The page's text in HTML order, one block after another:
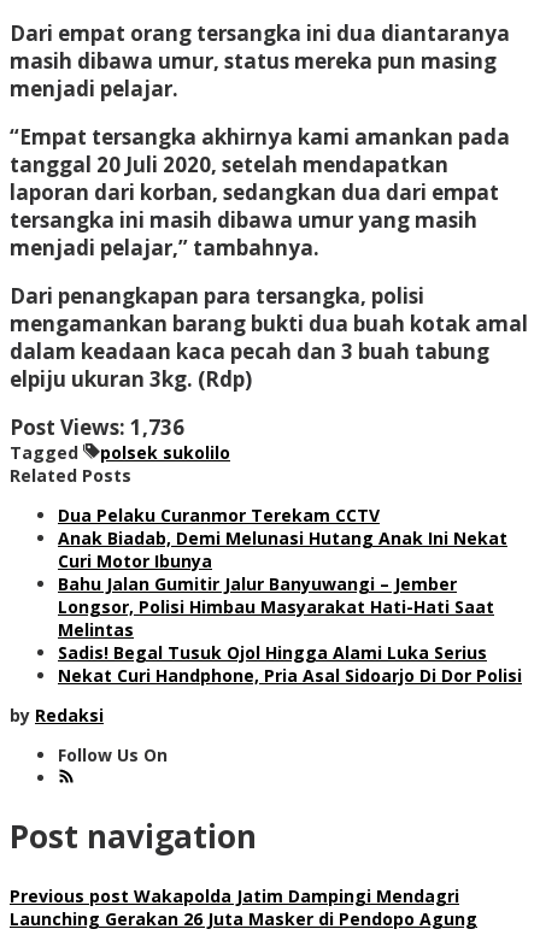
Dari empat orang tersangka ini dua diantaranya
masih dibawa umur, status mereka pun masing
menjadi pelajar.
“Empat tersangka akhirnya kami amankan pada
tanggal 20 Juli 2020, setelah mendapatkan
laporan dari korban, sedangkan dua dari empat
tersangka ini masih dibawa umur yang masih
menjadi pelajar,” tambahnya.
Dari penangkapan para tersangka, polisi
mengamankan barang bukti dua buah kotak amal
dalam keadaan kaca pecah dan 3 buah tabung
elpiju ukuran 3kg. (Rdp)
Post Views: 1,736
Tagged
polsek sukolilo
Related Posts
Dua Pelaku Curanmor Terekam CCTV
Anak Biadab, Demi Melunasi Hutang Anak Ini Nekat
Curi Motor Ibunya
Bahu Jalan Gumitir Jalur Banyuwangi – Jember
Longsor, Polisi Himbau Masyarakat Hati-Hati Saat
Melintas
Sadis! Begal Tusuk Ojol Hingga Alami Luka Serius
Nekat Curi Handphone, Pria Asal Sidoarjo Di Dor Polisi
by Redaksi
Follow Us On
Post navigation
Previous post Wakapolda Jatim Dampingi Mendagri
Launching Gerakan 26 Juta Masker di Pendopo Agung